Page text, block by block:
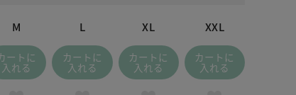
M
ートに
入れる
L
カートに
入れる
XL
カートに
入れる
XXL
カートに
入れる